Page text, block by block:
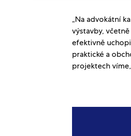
„Na advokátní
výstavby,
efektivně
praktické a
projektech